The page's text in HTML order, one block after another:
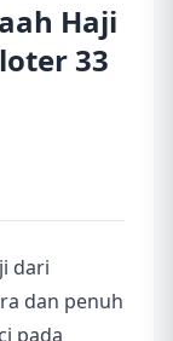
Haji
33
dari
dan penuh
pada